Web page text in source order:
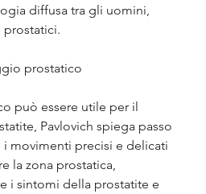
diffusa tra gli uomini,
prostatici.
prostatico
può essere utile per il
Pavlovich spiega passo
i movimenti precisi e delicati
la zona prostatica,
i sintomi della prostatite e